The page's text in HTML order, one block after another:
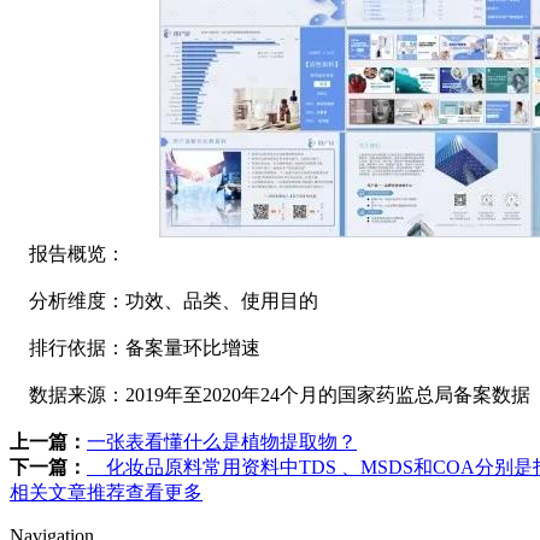
报告概览：
分析维度：功效、品类、使用目的
排行依据：备案量环比增速
数据来源：2019年至2020年24个月的国家药监总局备案数据
上一篇： 一张表看懂什么是植物提取物？
下一篇：
化妆品原料常用资料中TDS 、MSDS和COA分别是
相关文章推荐查看更多
Navigation